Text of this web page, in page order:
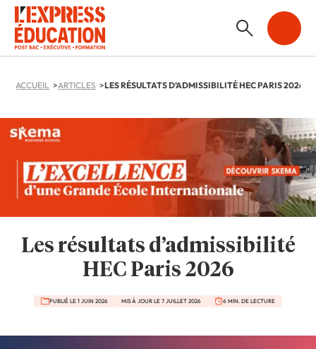
ACCUEIL ARTICLES LES RÉSULTATS D’ADMISSIBILITÉ HEC PARIS 2026
Les résultats d’admissibilité
HEC Paris 2026
PUBLIÉ LE 1 JUIN 2026 MIS À JOUR LE 7 JUILLET 2026 6 MIN. DE LECTURE